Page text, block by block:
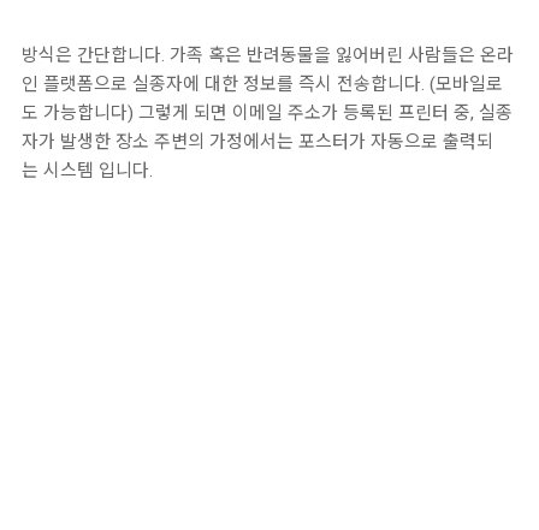
방식은 간단합니다. 가족 혹은 반려동물을 잃어버린 사람들은 온라
인 플랫폼으로 실종자에 대한 정보를 즉시 전송합니다. (모바일로
도 가능합니다) 그렇게 되면 이메일 주소가 등록된 프린터 중, 실종
자가 발생한 장소 주변의 가정에서는 포스터가 자동으로 출력되
는 시스템 입니다.